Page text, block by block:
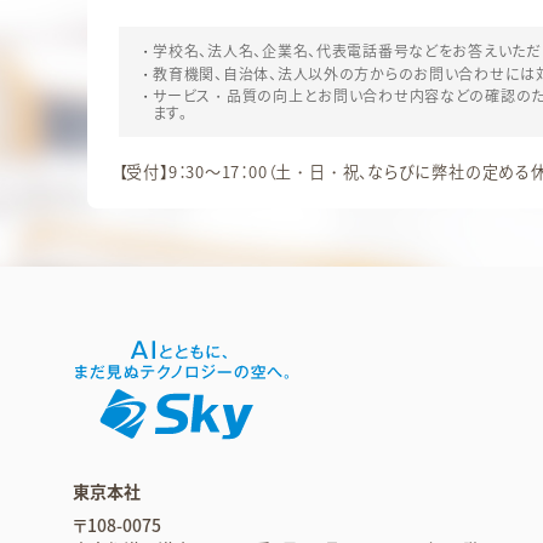
学校名、法人名、企業名、代表電話番号などをお答えいた
教育機関、自治体、法人以外の方からのお問い合わせには
サービス・品質の向上とお問い合わせ内容などの確認の
ます。
【受付】9：30～17：00（土・日・祝、ならびに弊社の定める
東京本社
〒108-0075